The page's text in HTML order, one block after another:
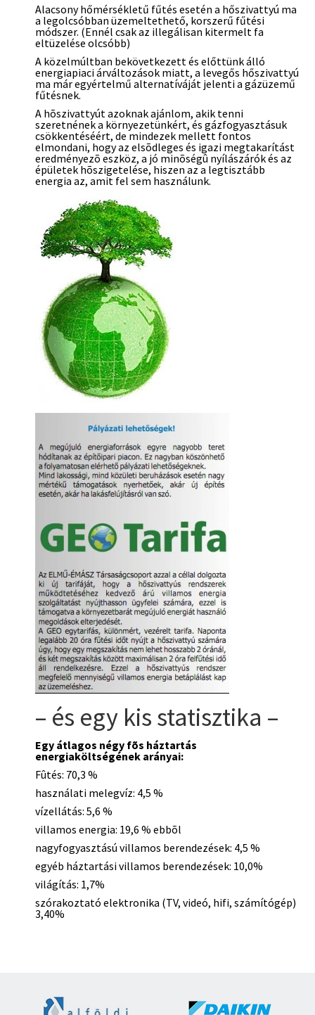
Alacsony hőmérsékletű fűtés esetén a hőszivattyú ma
a legolcsóbban üzemeltethető, korszerű fűtési
módszer. (Ennél csak az illegálisan kitermelt fa
eltüzelése olcsóbb)
A közelmúltban bekövetkezett és előttünk álló
energiapiaci árváltozások miatt, a levegős hőszivattyú
ma már egyértelmű alternatíváját jelenti a gázüzemű
fűtésnek.
A hõszivattyút azoknak ajánlom, akik tenni
szeretnének a környezetünkért, és gázfogyasztásuk
csökkentéséért, de mindezek mellett fontos
elmondani, hogy az elsõdleges és igazi megtakarítást
eredményezõ eszköz, a jó minõségû nyílászárók és az
épületek hõszigetelése, hiszen az a legtisztább
energia az, amit fel sem használunk.
– és egy kis statisztika –
Egy átlagos négy fõs háztartás
energiaköltségének arányai:
Fûtés: 70,3 %
használati melegvíz: 4,5 %
vízellátás: 5,6 %
villamos energia: 19,6 % ebbõl
nagyfogyasztású villamos berendezések: 4,5 %
egyéb háztartási villamos berendezések: 10,0%
világítás: 1,7%
szórakoztató elektronika (TV, videó, hifi, számítógép)
3,40%